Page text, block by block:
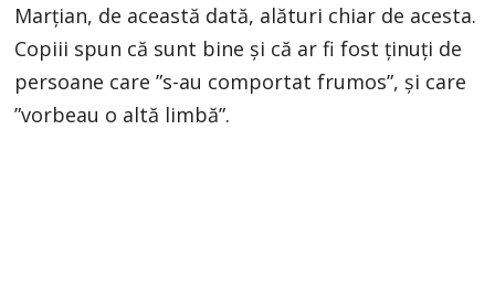
Marțian, de această dată, alături chiar de acesta.
Copiii spun că sunt bine și că ar fi fost ținuți de
persoane care ”s-au comportat frumos”, și care
”vorbeau o altă limbă”.